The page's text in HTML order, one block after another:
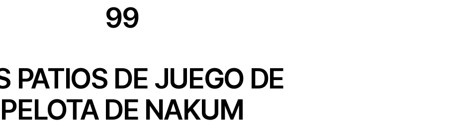
99
PATIOS DE JUEGO DE
PELOTA DE NAKUM